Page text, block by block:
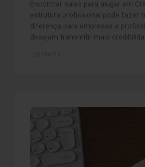
Encontrar salas para alugar em
estrutura profissional pode fazer
diferença para empresas e
desejam transmitir mais